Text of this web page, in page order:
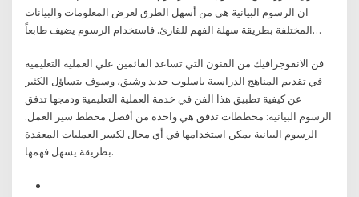
ان الرسوم البيانية هي من أسهل الطرق لعرض المعلومات والبيانات
المختلفة بطريقة سهلة الفهم للقارئ. فاستخدام الرسوم يضيف طابعاً…
فن الانفوجرافيك من الفنون التي تساعد القائمين علي العملية التعليمية
في تقديم المناهج الدراسية باسلوب جديد وشيق، وسوف يتساؤل الكثير
عن كيفية تطبيق هذا الفن في خدمة العملية التعليمية ودمجها تدفق
الرسوم البيانية: مخططات تدفق هي واحدة من أفضل مخطط سير العمل.
الرسوم البيانية يمكن استخدامها في أي مجال لكسر العمليات المعقدة
بطريقة يسهل فهمها.